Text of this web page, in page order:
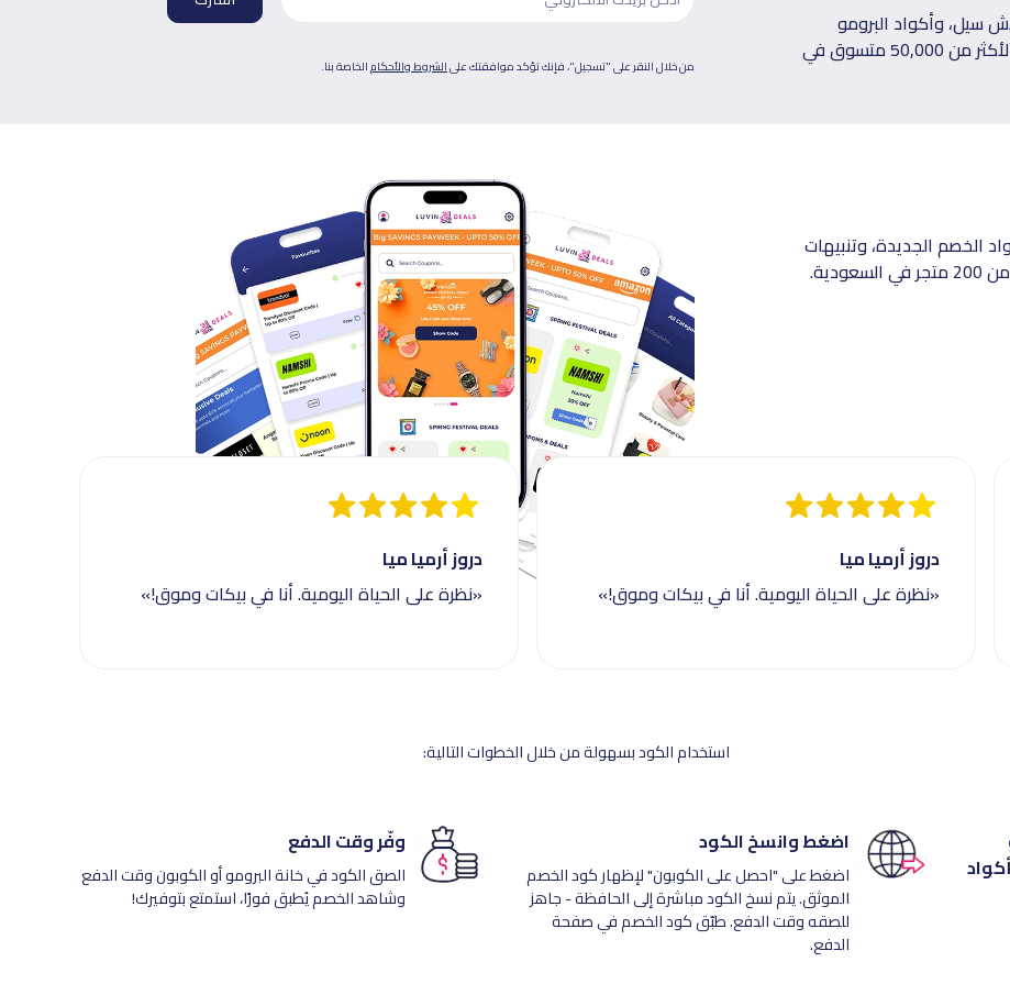
سيل، وأكواد البرومو
الحصرية توصلك على بريدك الإلكتروني كل أسبوع، انضم لأكثر من 50,000 متسوق في
من خلال النقر على "تسجيل"، فإنك تؤكد موافقتك علىالشروط والأحكامالخاصة بنا.
الخصم الجديدة، وتنبيهات
دروز أرميا ميا
«نظرة على الحياة اليومية. أنا في بيكات وموق!»
دروز أرميا ميا
«نظرة على الحياة اليومية. أنا في بيكات وموق!»
استخدام الكود بسهولة من خلال الخطوات التالية:
اضغط وانسخ الكود
اضغط على "احصل على الكوبون" لإظهار كود الخصم
الموثق. يتم نسخ الكود مباشرة إلى الحافظة - جاهز
للصقه وقت الدفع. طبّق كود الخصم في صفحة
الدفع.
وفّر وقت الدفع
الصق الكود في خانة البرومو أو الكوبون وقت الدفع
وشاهد الخصم يُطبق فورًا، استمتع بتوفيرك!